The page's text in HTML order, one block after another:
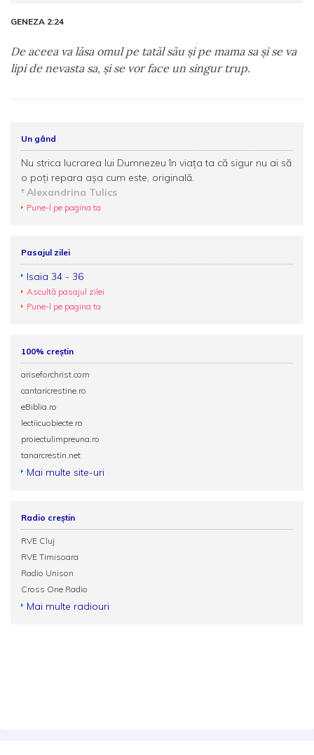
GENEZA 2:24
De aceea va lăsa omul pe tatăl său şi pe mama sa şi se va
lipi de nevasta sa, şi se vor face un singur trup.
Un gând
Nu strica lucrarea lui Dumnezeu în viața ta că sigur nu ai să
o poți repara așa cum este, originală.
Alexandrina Tulics
Pune-l pe pagina ta
Pasajul zilei
Isaia 34 - 36
Ascultă pasajul zilei
Pune-l pe pagina ta
100% creștin
ariseforchrist.com
cantaricrestine.ro
eBiblia.ro
lectiicuobiecte.ro
proiectulimpreuna.ro
tanarcrestin.net
Mai multe site-uri
Radio creștin
RVE Cluj
RVE Timisoara
Radio Unison
Cross One Radio
Mai multe radiouri